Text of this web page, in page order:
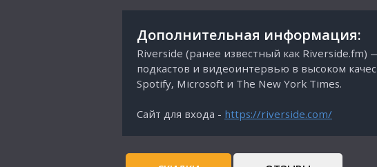
Дополнительная информация:
Riverside (ранее известный как Riverside.fm)
подкастов и видеоинтервью в высоком
Spotify, Microsoft и The New York Times.
Сайт для входа - https://riverside.com/